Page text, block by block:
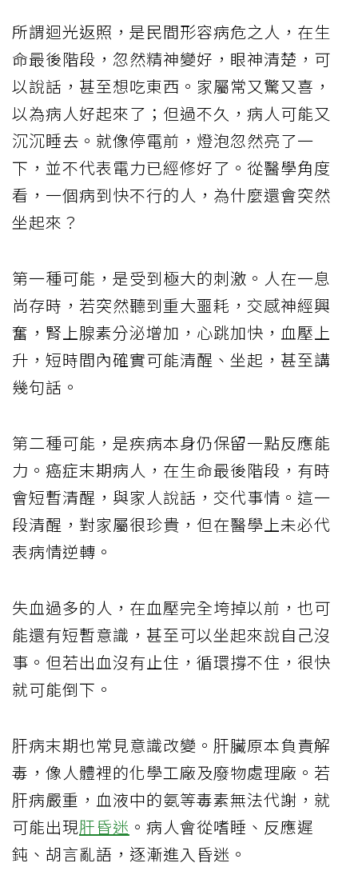
所謂迴光返照，是民間形容病危之人，在生
命最後階段，忽然精神變好，眼神清楚，可
以說話，甚至想吃東西。家屬常又驚又喜，
以為病人好起來了；但過不久，病人可能又
沉沉睡去。就像停電前，燈泡忽然亮了一
下，並不代表電力已經修好了。從醫學角度
看，一個病到快不行的人，為什麼還會突然
坐起來？
第一種可能，是受到極大的刺激。人在一息
尚存時，若突然聽到重大噩耗，交感神經興
奮，腎上腺素分泌增加，心跳加快，血壓上
升，短時間內確實可能清醒、坐起，甚至講
幾句話。
第二種可能，是疾病本身仍保留一點反應能
力。癌症末期病人，在生命最後階段，有時
會短暫清醒，與家人說話，交代事情。這一
段清醒，對家屬很珍貴，但在醫學上未必代
表病情逆轉。
失血過多的人，在血壓完全垮掉以前，也可
能還有短暫意識，甚至可以坐起來說自己沒
事。但若出血沒有止住，循環撐不住，很快
就可能倒下。
肝病末期也常見意識改變。肝臟原本負責解
毒，像人體裡的化學工廠及廢物處理廠。若
肝病嚴重，血液中的氨等毒素無法代謝，就
可能出現肝昏迷 。病人會從嗜睡、反應遲
鈍、胡言亂語，逐漸進入昏迷。